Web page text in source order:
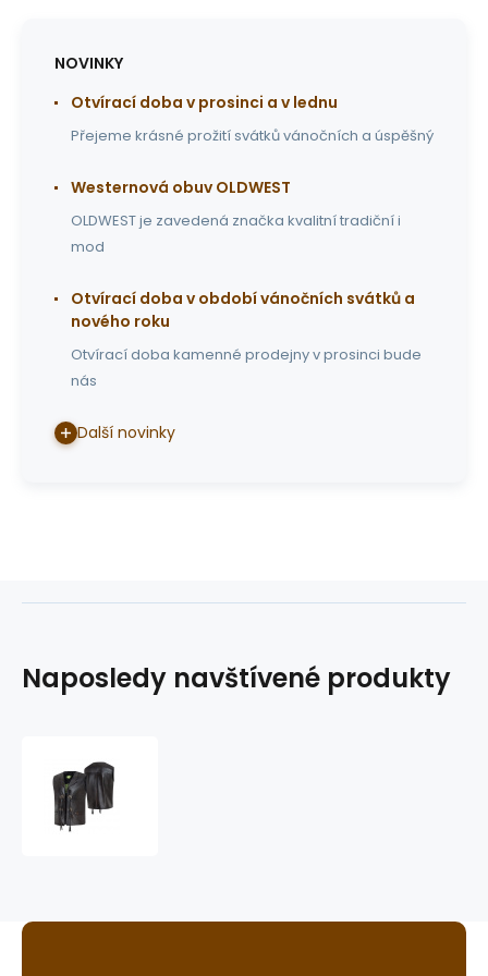
NOVINKY
Otvírací doba v prosinci a v lednu
Přejeme krásné prožití svátků vánočních a úspěšný
Westernová obuv OLDWEST
OLDWEST je zavedená značka kvalitní tradiční i
mod
Otvírací doba v období vánočních svátků a
nového roku
Otvírací doba kamenné prodejny v prosinci bude
nás
Další novinky
Naposledy navštívené produkty